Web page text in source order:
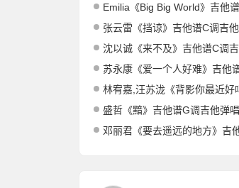
Emilia《Big Big World》吉他
张云雷《挡谅》吉他谱C调吉
沈以诚《来不及》吉他谱C调
苏永康《爱一个人好难》吉他
林宥嘉,汪苏泷《背影你最近好吗
盛哲《黯》吉他谱G调吉他弹
邓丽君《要去遥远的地方》吉